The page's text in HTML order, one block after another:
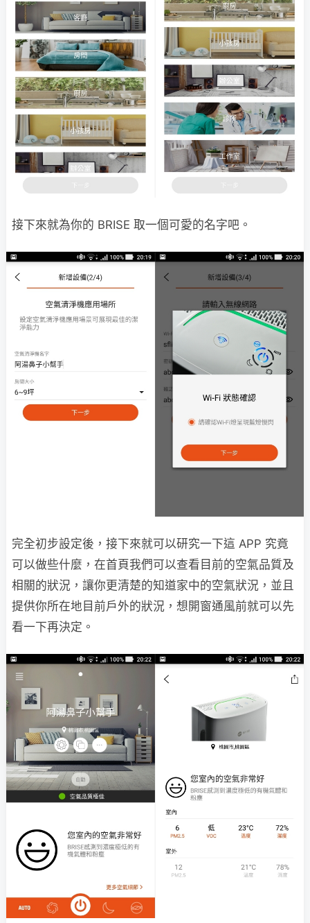
接下來就為你的 BRISE 取一個可愛的名字吧。
完全初步設定後，接下來就可以研究一下這 APP 究竟
可以做些什麼，在首頁我們可以查看目前的空氣品質及
相關的狀況，讓你更清楚的知道家中的空氣狀況，並且
提供你所在地目前戶外的狀況，想開窗通風前就可以先
看一下再決定。